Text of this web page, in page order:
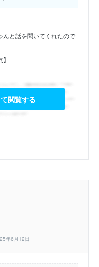
んと話を聞いてくれたので
閲覧する
年6月12日